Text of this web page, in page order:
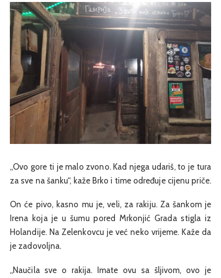
„Ovo gore ti je malo zvono. Kad njega udariš, to je tura
za sve na šanku“, kaže Brko i time određuje cijenu priče.
On će pivo, kasno mu je, veli, za rakiju. Za šankom je
Irena koja je u šumu pored Mrkonjić Grada stigla iz
Holandije. Na Zelenkovcu je već neko vrijeme. Kaže da
je zadovoljna.
„Naučila sve o rakija. Imate ovu sa šljivom, ovo je